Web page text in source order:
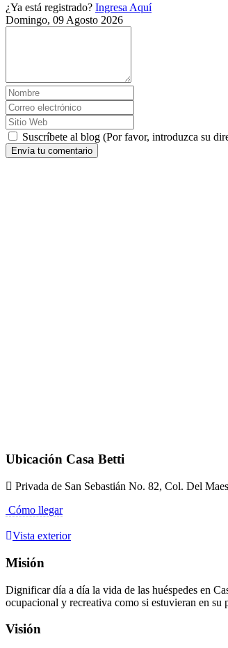
¿Ya está registrado? Ingresa Aquí
Domingo, 09 Agosto 2026
Suscríbete al blog (Por favor, introduzca su
Envía tu comentario
Ubicación Casa Betti
Privada de San Sebastián No. 82, Col. Del
Cómo llegar
Vista exterior
Misión
Dignificar día a día la vida de las huéspedes en
ocupacional y recreativa como si estuvieran en su
Visión